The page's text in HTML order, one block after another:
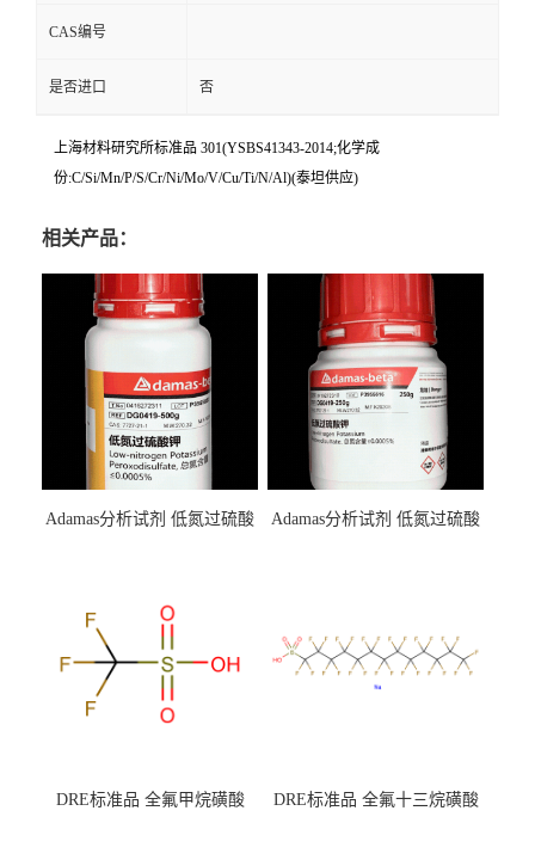
CAS编号
是否进口 否
上海材料研究所标准品 301(YSBS41343-2014;化学成
份:C/Si/Mn/P/S/Cr/Ni/Mo/V/Cu/Ti/N/Al)(泰坦供应)
相关产品：
Adamas分析试剂 低氮过硫酸
（泰坦现货供应）
Adamas分析试剂 低氮过硫酸
DRE标准品 全氟甲烷磺酸
DRE标准品 全氟十三烷磺酸